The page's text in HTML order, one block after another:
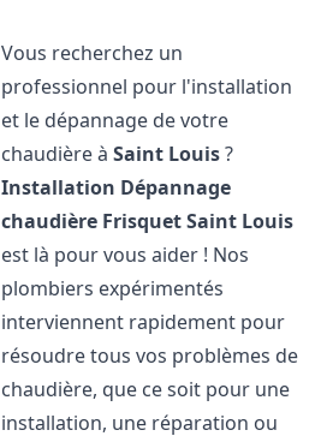
Vous recherchez un
professionnel pour l'installation
et le dépannage de votre
chaudière àSaint Louis?
Installation Dépannage
chaudière FrisquetSaint Louis
est là pour vous aider ! Nos
plombiers expérimentés
interviennent rapidement pour
résoudre tous vos problèmes de
chaudière, que ce soit pour une
installation, une réparation ou